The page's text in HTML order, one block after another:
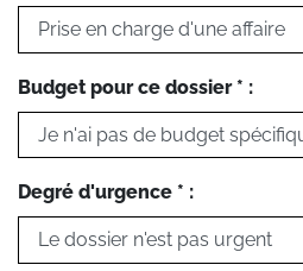
Budget pour ce dossier * :
Degré d'urgence * :